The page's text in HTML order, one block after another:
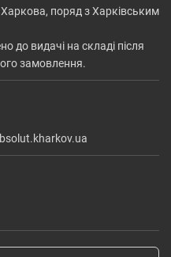
поряд з Харківським
до видачі на складі після
замовлення.